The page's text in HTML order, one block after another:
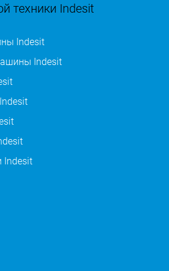
техники Indesit
Indesit
Indesit
Indesit